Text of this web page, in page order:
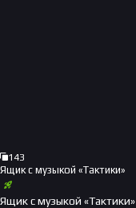
143
Ящик с музыкой «Тактики»
Ящик с музыкой «Тактики»